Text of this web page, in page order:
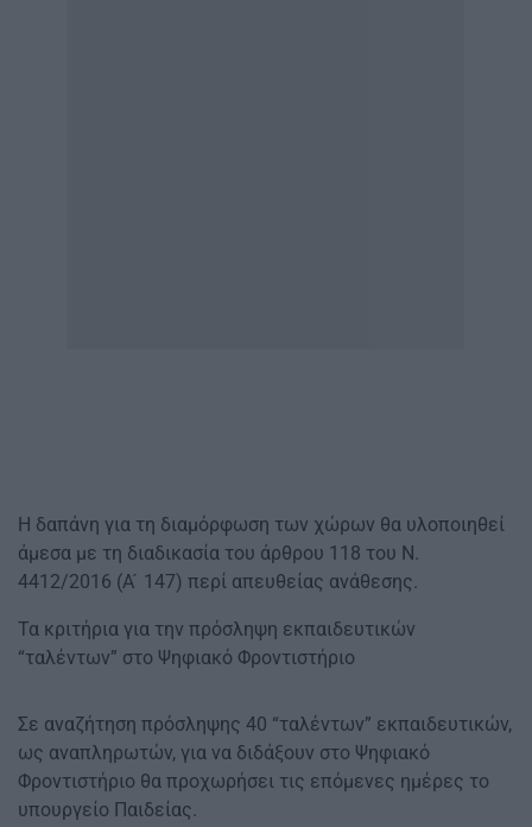
Η δαπάνη για τη διαμόρφωση των χώρων θα υλοποιηθεί
άμεσα με τη διαδικασία του άρθρου 118 του Ν.
4412/2016 (Α ́ 147) περί απευθείας ανάθεσης.
Τα κριτήρια για την πρόσληψη εκπαιδευτικών
“ταλέντων” στο Ψηφιακό Φροντιστήριο
Σε αναζήτηση πρόσληψης 40 “ταλέντων” εκπαιδευτικών,
ως αναπληρωτών, για να διδάξουν στο Ψηφιακό
Φροντιστήριο θα προχωρήσει τις επόμενες ημέρες το
υπουργείο Παιδείας.